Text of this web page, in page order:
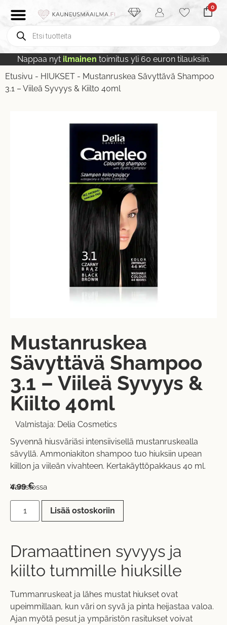
0
Nappaa nyt ilmainen toimitus yli 60 euron tilauksiin.
Etusivu - HIUKSET - Mustanruskea Sävyttävä Shampoo
3.1 – Viileä Syvyys & Kiilto 40ml
Mustanruskea
Sävyttävä Shampoo
3.1 – Viileä Syvyys &
Kiilto 40ml
Valmistaja: Delia Cosmetics
Syvennä hiusväriäsi intensiivisellä mustanruskealla
sävyllä. Ammoniakiton shampoo tuo hiuksiin upean
kiillon ja viileän vivahteen. Kertakäyttöpakkaus 40 ml.
4,99€
Varastossa
Lisää ostoskoriin
Dramaattinen syvyys ja
kiilto tummille hiuksille
Tummanruskeat ja lähes mustat hiukset ovat
upeimmillaan, kun väri on syvä ja pinta heijastaa valoa.
Ajan myötä pesut ja ympäristön rasitukset voivat